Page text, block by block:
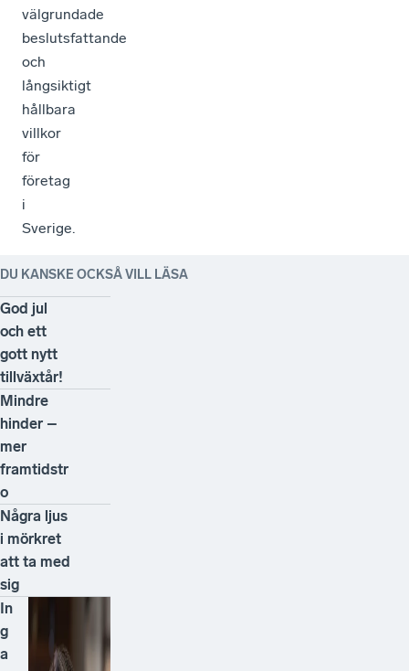
välgrundade
beslutsfattande
och
långsiktigt
hållbara
villkor
för
företag
i
Sverige.
DU KANSKE OCKSÅ VILL LÄSA
God jul
och ett
gott nytt
tillväxtår!
Mindre
hinder –
mer
framtidstr
o
Några ljus
i mörkret
att ta med
sig
In
g
a